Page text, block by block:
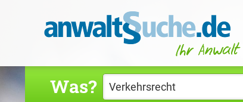
Was?